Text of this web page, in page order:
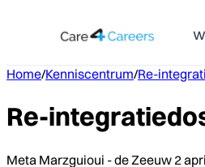
Home/Kenniscentrum/Re-
Re-
Meta Marzguioui - de Zeeuw 2